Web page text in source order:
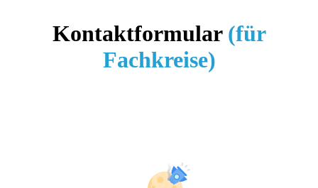
Kontaktformular (für
Fachkreise)